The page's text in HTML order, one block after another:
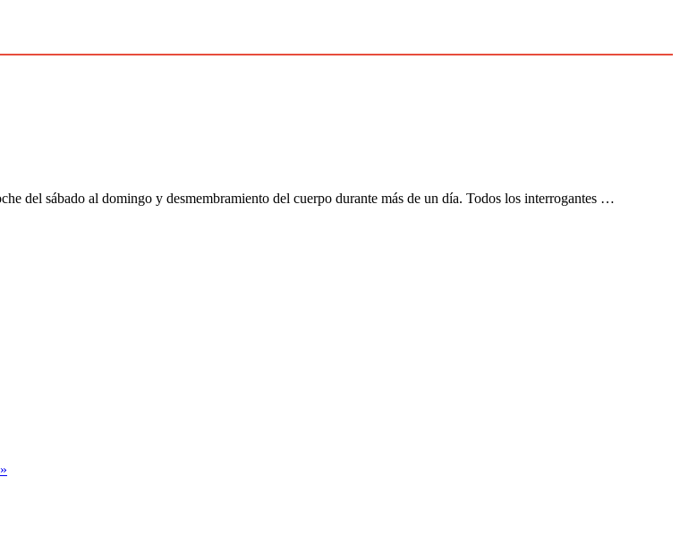
del sábado al domingo y desmembramiento del cuerpo durante más de un día. Todos los interrogantes …